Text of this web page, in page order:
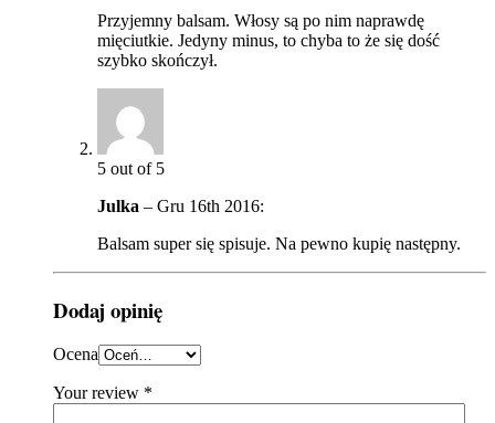
Przyjemny balsam. Włosy są po nim naprawdę
mięciutkie. Jedyny minus, to chyba to że się dość
szybko skończył.
5 out of 5
Julka – Gru 16th 2016:
Balsam super się spisuje. Na pewno kupię następny.
Dodaj opinię
Ocena
Your review *